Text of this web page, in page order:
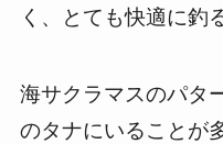
く、とても快適に釣
海サクラマスのパタ
のタナにいることが